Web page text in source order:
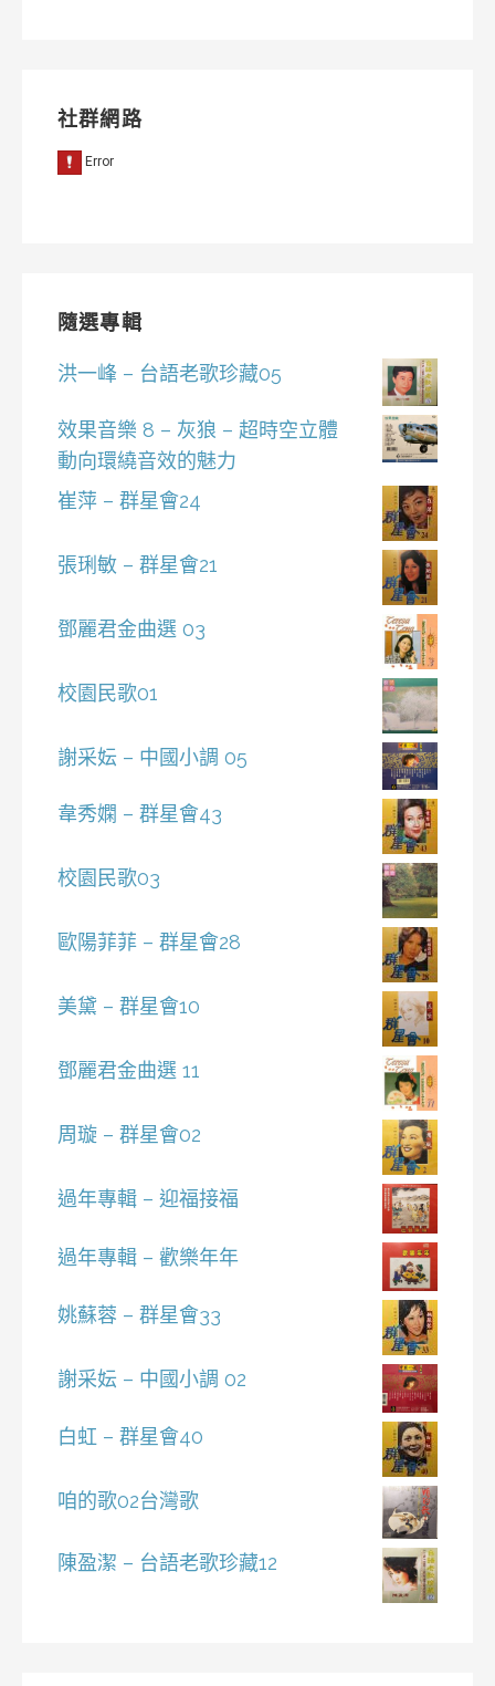
社群網路
隨選專輯
洪一峰 – 台語老歌珍藏05
效果音樂 8 – 灰狼 – 超時空立體
動向環繞音效的魅力
崔萍 – 群星會24
張琍敏 – 群星會21
鄧麗君金曲選 03
校園民歌01
謝采妘 – 中國小調 05
韋秀嫻 – 群星會43
校園民歌03
歐陽菲菲 – 群星會28
美黛 – 群星會10
鄧麗君金曲選 11
周璇 – 群星會02
過年專輯 – 迎福接福
過年專輯 – 歡樂年年
姚蘇蓉 – 群星會33
謝采妘 – 中國小調 02
白虹 – 群星會40
咱的歌02台灣歌
陳盈潔 – 台語老歌珍藏12